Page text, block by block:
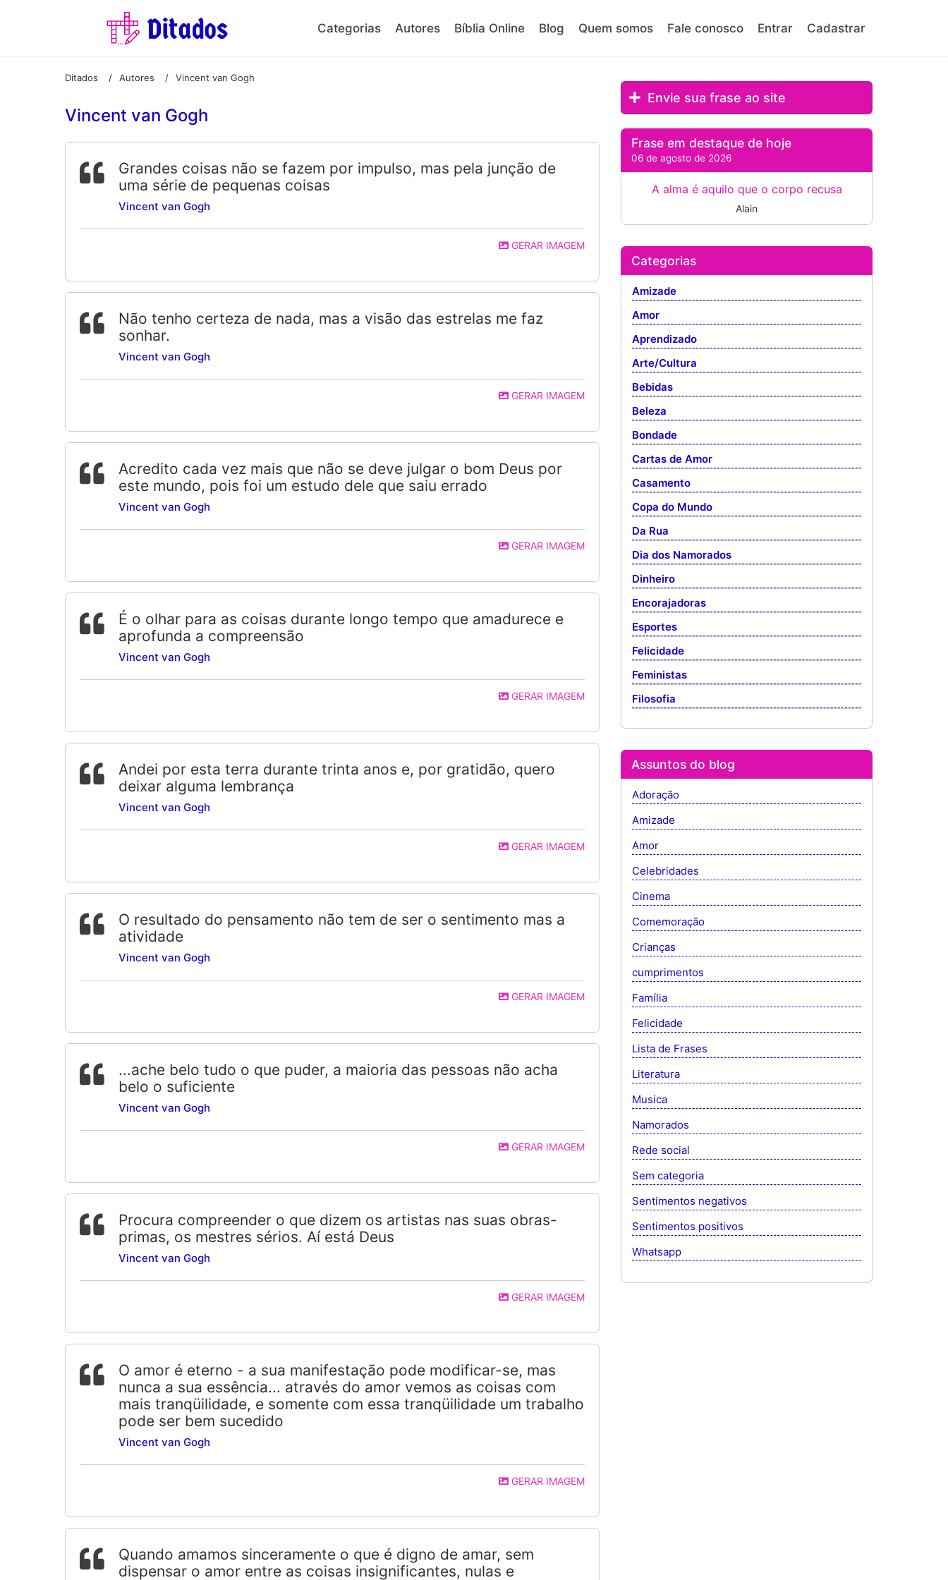
Categorias Autores Bíblia Online Blog Quem somos Fale conosco Entrar Cadastrar
Ditados / Autores / Vincent van Gogh
Vincent van Gogh
Grandes coisas não se fazem por impulso, mas pela junção de
uma série de pequenas coisas
Vincent van Gogh
GERAR IMAGEM
Não tenho certeza de nada, mas a visão das estrelas me faz
sonhar.
Vincent van Gogh
GERAR IMAGEM
Acredito cada vez mais que não se deve julgar o bom Deus por
este mundo, pois foi um estudo dele que saiu errado
Vincent van Gogh
GERAR IMAGEM
É o olhar para as coisas durante longo tempo que amadurece e
aprofunda a compreensão
Vincent van Gogh
GERAR IMAGEM
Andei por esta terra durante trinta anos e, por gratidão, quero
deixar alguma lembrança
Vincent van Gogh
GERAR IMAGEM
O resultado do pensamento não tem de ser o sentimento mas a
atividade
Vincent van Gogh
GERAR IMAGEM
...ache belo tudo o que puder, a maioria das pessoas não acha
belo o suficiente
Vincent van Gogh
GERAR IMAGEM
Procura compreender o que dizem os artistas nas suas obras-
primas, os mestres sérios. Aí está Deus
Vincent van Gogh
GERAR IMAGEM
O amor é eterno - a sua manifestação pode modificar-se, mas
nunca a sua essência... através do amor vemos as coisas com
mais tranqüilidade, e somente com essa tranqüilidade um trabalho
pode ser bem sucedido
Vincent van Gogh
GERAR IMAGEM
Quando amamos sinceramente o que é digno de amar, sem
dispensar o amor entre as coisas insignificantes, nulas e
Envie sua frase ao site
Frase em destaque de hoje
06 de agosto de 2026
A alma é aquilo que o corpo recusa
Alain
Categorias
Amizade
Amor
Aprendizado
Arte/Cultura
Bebidas
Beleza
Bondade
Cartas de Amor
Casamento
Copa do Mundo
Da Rua
Dia dos Namorados
Dinheiro
Encorajadoras
Esportes
Felicidade
Feministas
Filosofia
Assuntos do blog
Adoração
Amizade
Amor
Celebridades
Cinema
Comemoração
Crianças
cumprimentos
Família
Felicidade
Lista de Frases
Literatura
Musica
Namorados
Rede social
Sem categoria
Sentimentos negativos
Sentimentos positivos
Whatsapp